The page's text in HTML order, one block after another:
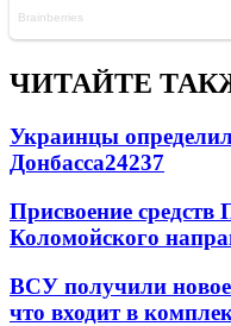
ЧИТАЙТЕ
Украинцы
Донбасса24237
Присвоение
Коломойского
ВСУ получили новое
что входит в